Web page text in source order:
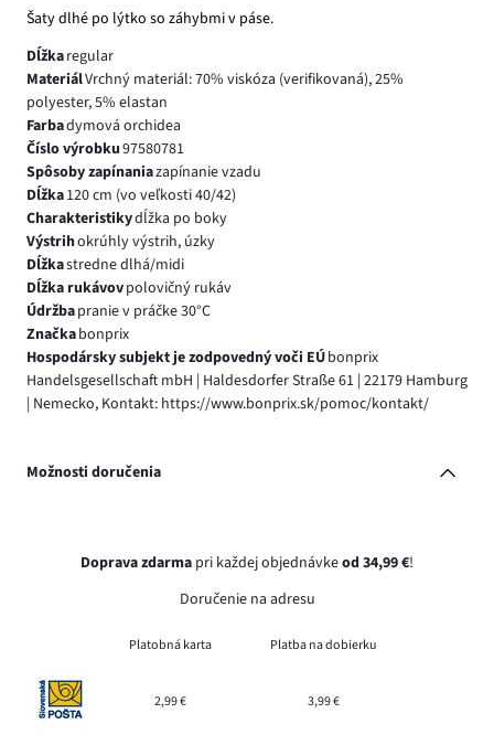
Šaty dlhé po lýtko so záhybmi v páse.
Dĺžkaregular
MateriálVrchný materiál: 70% viskóza (verifikovaná), 25%
polyester, 5% elastan
Farbadymová orchidea
Číslo výrobku97580781
Spôsoby zapínaniazapínanie vzadu
Dĺžka120 cm (vo veľkosti 40/42)
Charakteristikydĺžka po boky
Výstrihokrúhly výstrih, úzky
Dĺžkastredne dlhá/midi
Dĺžka rukávovpolovičný rukáv
Údržbapranie v práčke 30°C
Značkabonprix
Hospodársky subjekt je zodpovedný voči EÚbonprix
Handelsgesellschaft mbH | Haldesdorfer Straße 61 | 22179 Hamburg
| Nemecko, Kontakt: https://www.bonprix.sk/pomoc/kontakt/
Možnosti doručenia
Doprava zdarma pri každej objednávkeod 34,99 €!
Doručenie na adresu
Platobná karta Platba na dobierku
2,99 € 3,99 €